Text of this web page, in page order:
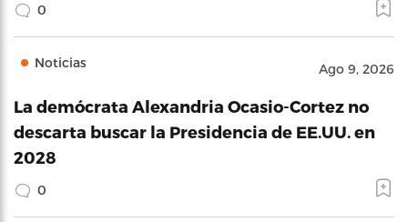
0
Noticias Ago 9, 2026
La demócrata Alexandria Ocasio-Cortez no
descarta buscar la Presidencia de EE.UU. en
2028
0